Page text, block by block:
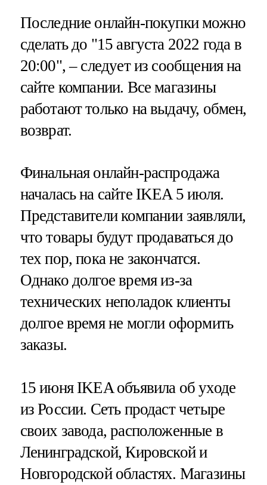
Последние онлайн-покупки можно
сделать до "15 августа 2022 года в
20:00", – следует из сообщения на
сайте компании. Все магазины
работают только на выдачу, обмен,
возврат.
Финальная онлайн-распродажа
началась на сайте IKEA 5 июля.
Представители компании заявляли,
что товары будут продаваться до
тех пор, пока не закончатся.
Однако долгое время из-за
технических неполадок клиенты
долгое время не могли оформить
заказы.
15 июня IKEA объявила об уходе
из России. Сеть продаст четыре
своих завода, расположенные в
Ленинградской, Кировской и
Новгородской областях. Магазины